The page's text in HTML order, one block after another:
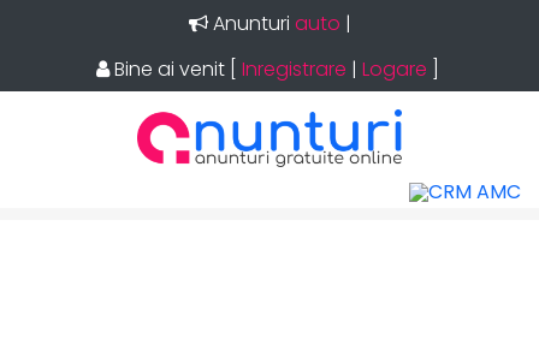
Anunturiauto |
Bine ai venit
Inregistrare | Logare